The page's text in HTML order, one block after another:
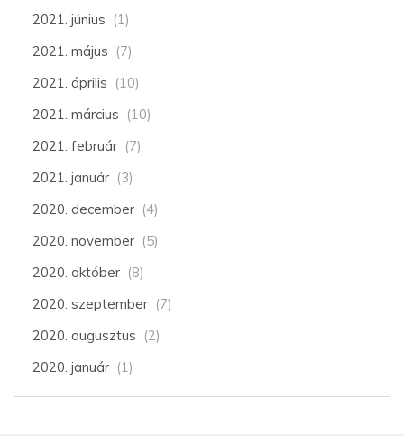
2021. június (1)
2021. május (7)
2021. április (10)
2021. március (10)
2021. február (7)
2021. január (3)
2020. december (4)
2020. november (5)
2020. október (8)
2020. szeptember (7)
2020. augusztus (2)
2020. január (1)